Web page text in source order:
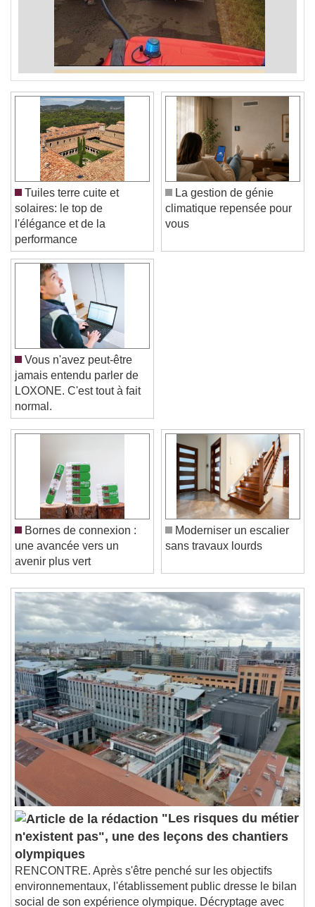
Video Player is loading.
Play Video
Play
Skip Backward
Skip Forward
Unmute
Current Time0:00
/
Duration
Loaded:0%
Stream TypeLIVE
Seek to live, currently behind live
Remaining Time
0:00
1x
Playback Rate
Chapters
Chapters
Descriptions
descriptions off, selected
Subtitles
subtitles settings, opens subtitles
settings dialog
, selected
Audio Track
This is a modal window.
Beginning of dialog window. Escape will cancel
and close the window.
Tuiles terre cuite et
solaires: le top de
l'élégance et de la
performance
La gestion de génie
climatique repensée pour
Vous n'avez peut-être
jamais entendu parler de
LOXONE. C'est tout à fait
normal.
Bornes de connexion :
une avancée vers un
avenir plus vert
Moderniser un escalier
"Les risques du métier
n'existent pas", une des leçons des chantiers
olympiques
RENCONTRE. Après s'être penché sur les objectifs
environnementaux, l'établissement public dresse le bilan